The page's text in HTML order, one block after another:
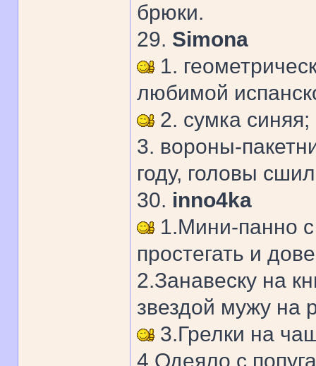
брюки.
29. Simona
1.
любимой
2. сумка синяя;
3. вороны-
году, головы
30. inno4ka
1.Мини-панно с
простегать и
2.Занавеску на
звездой мужу на
3.Грелки на
4.Одеяло с